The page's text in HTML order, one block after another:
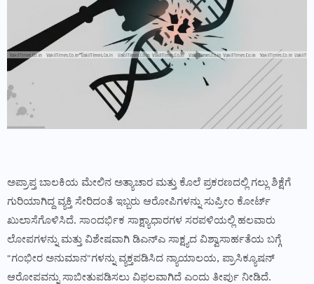
ಅಪ್ರಾಪ್ತ ಬಾಲಕಿಯ ಮೇಲಿನ ಅತ್ಯಾಚಾರ ಮತ್ತು ಕೊಲೆ ಪ್ರಕರಣದಲ್ಲಿ ಗಲ್ಲು ಶಿಕ್ಷೆಗೆ
ಗುರಿಯಾಗಿದ್ದ ವ್ಯಕ್ತಿ ಸೇರಿದಂತೆ ಇಬ್ಬರು ಆರೋಪಿಗಳನ್ನು ಸುಪ್ರೀಂ ಕೋರ್ಟ್
ಖುಲಾಸೆಗೊಳಿಸಿದೆ. ಸಾಂದರ್ಭಿಕ ಸಾಕ್ಷ್ಯಾಧಾರಗಳ ಸರಪಳಿಯಲ್ಲಿ ಹಲವಾರು
ಲೋಪಗಳನ್ನು ಮತ್ತು ವಿಶೇಷವಾಗಿ ಡಿಎನ್‌ಎ ಸಾಕ್ಷ್ಯದ ವಿಶ್ವಾಸಾರ್ಹತೆಯ ಬಗ್ಗೆ
"ಗಂಭೀರ ಅನುಮಾನ"ಗಳನ್ನು ವ್ಯಕ್ತಪಡಿಸಿದ ನ್ಯಾಯಾಲಯ, ಪ್ರಾಸಿಕ್ಯೂಷನ್
ಆರೋಪವನ್ನು ಸಾಬೀತುಪಡಿಸಲು ವಿಫಲವಾಗಿದೆ ಎಂದು ತೀರ್ಪು ನೀಡಿದೆ.